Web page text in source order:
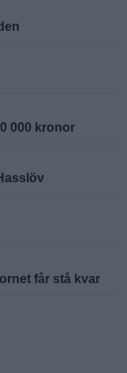
000 kronor
får stå kvar